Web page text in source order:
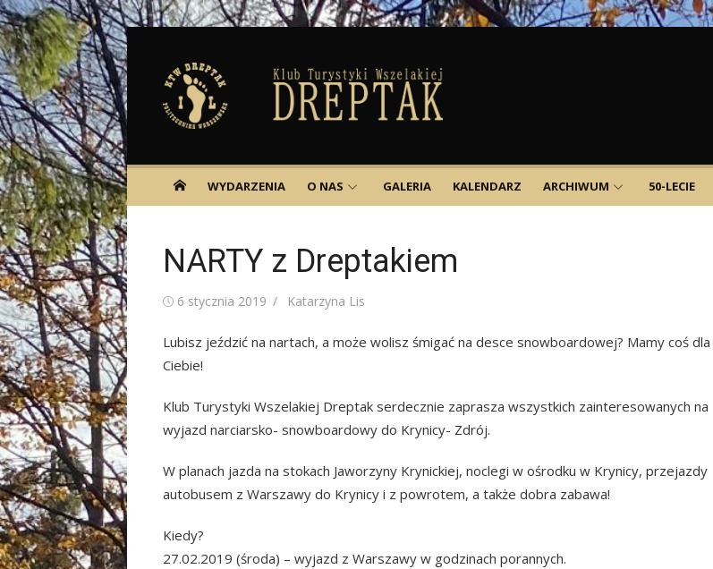
Skip
to
content
WYDARZENIA O NAS GALERIA KALENDARZ ARCHIWUM 50-LECIE
NARTY z Dreptakiem
Posted
6 stycznia 2019 Author
Katarzyna Lis
Lubisz jeździć na nartach, a może wolisz śmigać na desce snowboardowej? Mamy coś dla
Ciebie!
Klub Turystyki Wszelakiej Dreptak serdecznie zaprasza wszystkich zainteresowanych na
wyjazd narciarsko- snowboardowy do Krynicy- Zdrój.
W planach jazda na stokach Jaworzyny Krynickiej, noclegi w ośrodku w Krynicy, przejazdy
autobusem z Warszawy do Krynicy i z powrotem, a także dobra zabawa!
Kiedy?
27.02.2019 (środa) – wyjazd z Warszawy w godzinach porannych.